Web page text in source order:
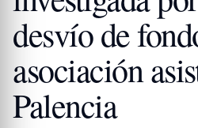
desvío de
asociación
Palencia